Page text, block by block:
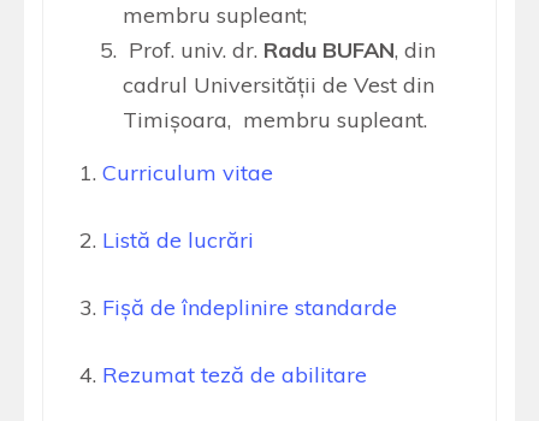
membru supleant;
Prof. univ. dr. Radu BUFAN, din
cadrul Universității de Vest din
Timișoara, membru supleant.
1. Curriculum vitae
2. Listă de lucrări
3. Fișă de îndeplinire standarde
4. Rezumat teză de abilitare